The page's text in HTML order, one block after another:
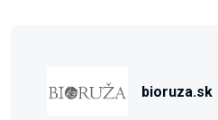
bioruza.sk